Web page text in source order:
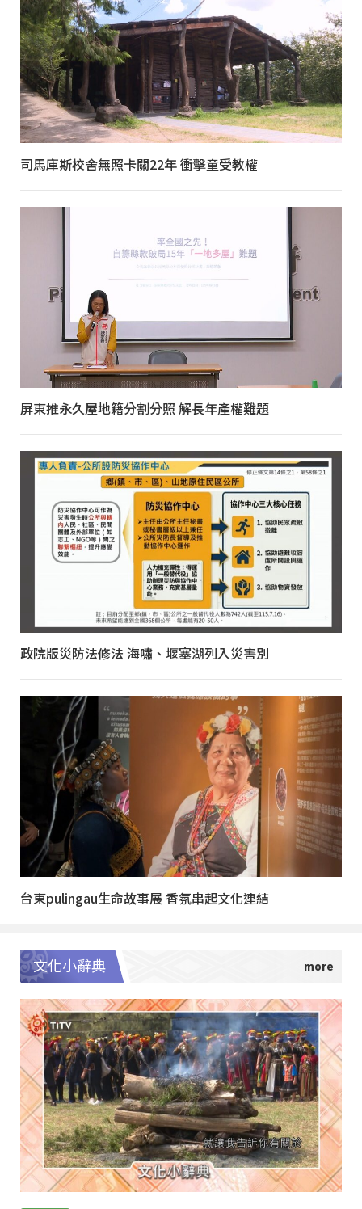
司馬庫斯校舍無照卡關22年 衝擊童受教權
屏東推永久屋地籍分割分照 解長年產權難題
政院版災防法修法 海嘯、堰塞湖列入災害別
台東pulingau生命故事展 香氛串起文化連結
文化小辭典